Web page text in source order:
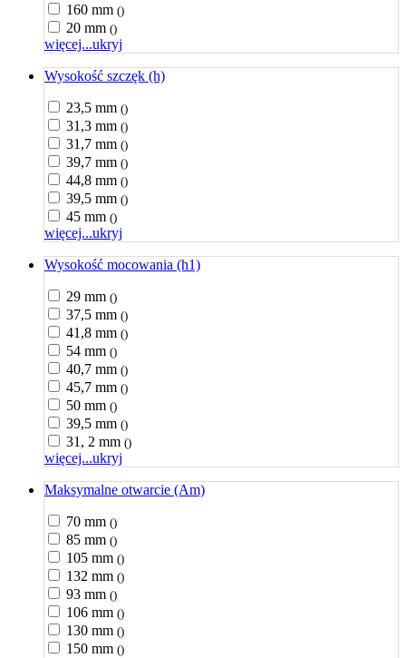
160 mm ()
20 mm ()
więcej...ukryj
Wysokość szczęk (h)
23,5 mm ()
31,3 mm ()
31,7 mm ()
39,7 mm ()
44,8 mm ()
39,5 mm ()
45 mm ()
więcej...ukryj
Wysokość mocowania (h1)
29 mm ()
37,5 mm ()
41,8 mm ()
54 mm ()
40,7 mm ()
45,7 mm ()
50 mm ()
39,5 mm ()
31, 2 mm ()
więcej...ukryj
Maksymalne otwarcie (Am)
70 mm ()
85 mm ()
105 mm ()
132 mm ()
93 mm ()
106 mm ()
130 mm ()
150 mm ()